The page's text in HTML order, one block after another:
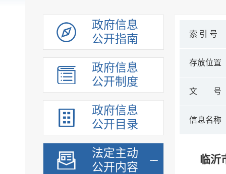
政府信息
公开指南
政府信息
公开制度
政府信息
公开目录
法定主动
公开内容
索 引 号
存放位置
文 号
信息名称
临沂